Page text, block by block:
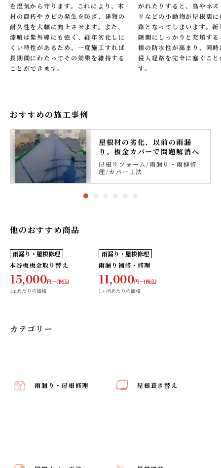
を湿気から守ります。これにより、木
材の腐朽やカビの発生を防ぎ、建物の
耐久性を大幅に向上させます。また、
漆喰は紫外線にも強く、経年劣化しに
くい特性があるため、一度施工すれば
長期間にわたってその効果を維持する
ことができます。
がれたりすると、鳥やネ
リなどの小動物が屋根裏
路となってしまいます。
隙間にしっかりと充填す
根の防水性が高まり、同
侵入経路を完全に塞ぐこ
す。
おすすめの施工事例
屋根材の劣化、以前の雨漏
り、板金カバーで問題解消へ
屋根リフォーム 雨漏り・雨樋修
理 カバー工法
他のおすすめ商品
雨漏り・屋根修理
本谷板板金取り替え
15,000円〜(税込)
1mあたりの価格
雨漏り・屋根修理
雨漏り補修・修理
11,000円〜(税込)
1ヶ所あたりの価格
カテゴリー
雨漏り・屋根修理 屋根葺き替え